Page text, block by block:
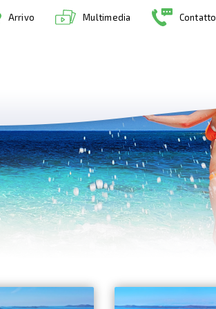
Arrivo Multimedia Contatto